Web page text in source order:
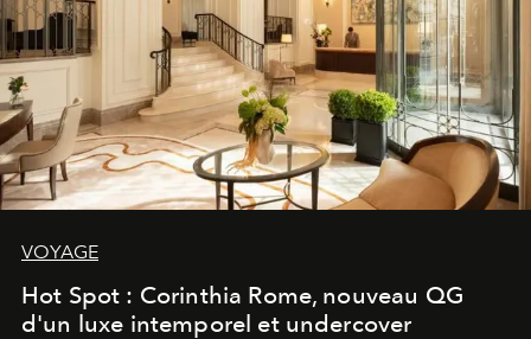
VOYAGE
Hot Spot : Corinthia Rome, nouveau QG
d'un luxe intemporel et undercover